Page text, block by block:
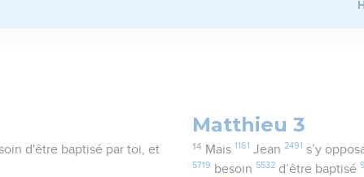
d'être baptisé par toi, et
Matthieu 3
14 Mais 1161 Jean 2491 s’y
5719 besoin 5532 d’être baptisé